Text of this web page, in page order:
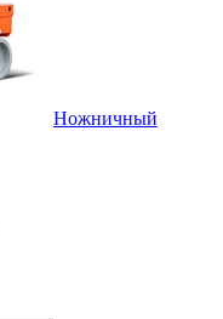
Ножничный